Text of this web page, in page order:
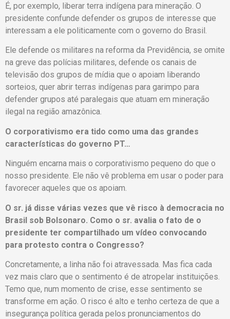
É, por exemplo, liberar terra indígena para mineração. O
presidente confunde defender os grupos de interesse que
interessam a ele politicamente com o governo do Brasil.
Ele defende os militares na reforma da Previdência, se omite
na greve das polícias militares, defende os canais de
televisão dos grupos de mídia que o apoiam liberando
sorteios, quer abrir terras indígenas para garimpo para
defender grupos até paralegais que atuam em mineração
ilegal na região amazônica.
O corporativismo era tido como uma das grandes
características do governo PT…
Ninguém encarna mais o corporativismo pequeno do que o
nosso presidente. Ele não vê problema em usar o poder para
favorecer aqueles que os apoiam.
O sr. já disse várias vezes que vê risco à democracia no
Brasil sob Bolsonaro. Como o sr. avalia o fato de o
presidente ter compartilhado um vídeo convocando
para protesto contra o Congresso?
Concretamente, a linha não foi atravessada. Mas fica cada
vez mais claro que o sentimento é de atropelar instituições.
Temo que, num momento de crise, esse sentimento se
transforme em ação. O risco é alto e tenho certeza de que a
insegurança política gerada pelos pronunciamentos do